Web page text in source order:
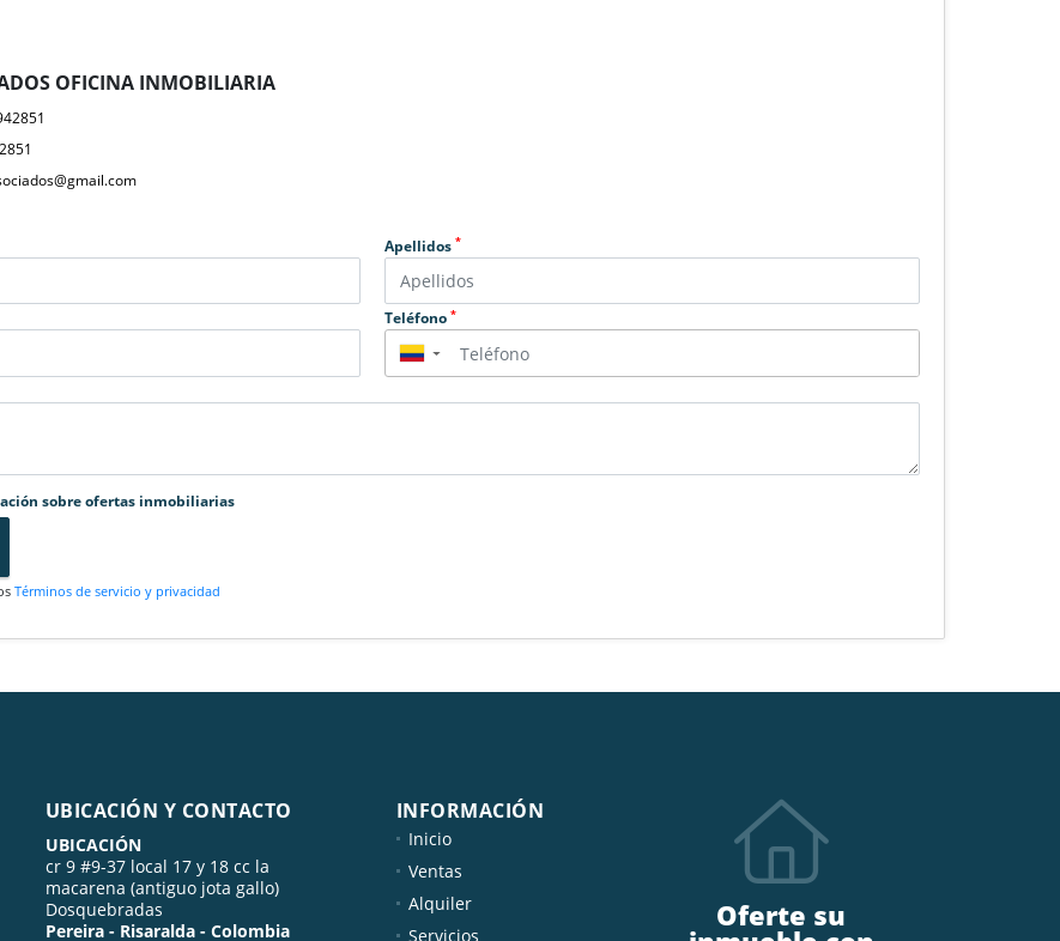
OFICINA INMOBILIARIA
Apellidos *
Teléfono *
▼
sobre ofertas inmobiliarias
Términos de servicio y privacidad
UBICACIÓN Y CONTACTO
UBICACIÓN
cr 9 #9-37 local 17 y 18 cc la
macarena (antiguo jota gallo)
Dosquebradas
Pereira - Risaralda - Colombia
INFORMACIÓN
Inicio
Ventas
Alquiler
Servicios
Oferte su